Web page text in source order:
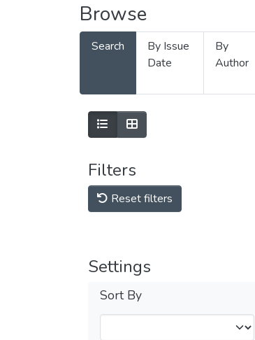
Browse
Search
By Issue
Date
By
Author
Filters
Reset filters
Settings
Sort By